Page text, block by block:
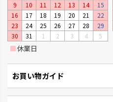
9
10 11 12 13 14
15
16
17 18 19 20 21
22
23
24 25 26 27 28
29
30
31 1 2 3 4 5
■休業日
お買い物ガイド